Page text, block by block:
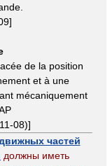
de la position
et à une
mécaniquement
08)]
частей
должны иметь